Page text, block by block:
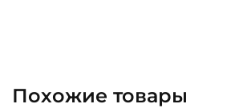
Похожие товары